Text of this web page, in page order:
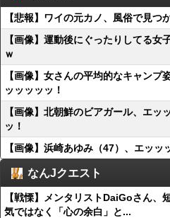
【悲報】ワイの元カノ、風俗で見つ
【画像】運動後にぐったりしてる女
ｗ
【画像】女さんの平均的なキャンプ
ッッッッッ！
【画像】北朝鮮のビアガール、エッ
ッ！
【画像】浜崎あゆみ（47）、エッッ
なんJクエスト
【戦慄】メンタリストDaiGoさん、
気ではなく「心の余白」と...